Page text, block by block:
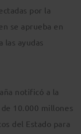
por la
se aprueba en
las ayudas
notificó a la
10.000 millones
del Estado para